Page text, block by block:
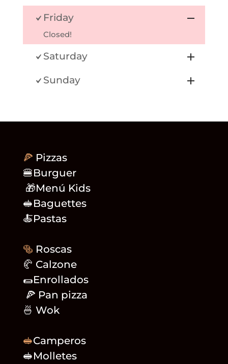
Friday
Closed!
Saturday
Sunday
🍕 Pizzas
🍔Burguer
🎁Menú Kids
🥪Baguettes
🍝Pastas
🥯 Roscas
🥐 Calzone
🌯Enrollados
🍕 Pan pizza
🍜 Wok
🥪Camperos
🥪Molletes